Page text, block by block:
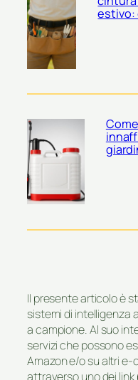
estivo:
Il presente articolo è
sistemi di intelligenza
a campione. Al suo
servizi che possono
Amazon e/o su altri
attraverso uno dei